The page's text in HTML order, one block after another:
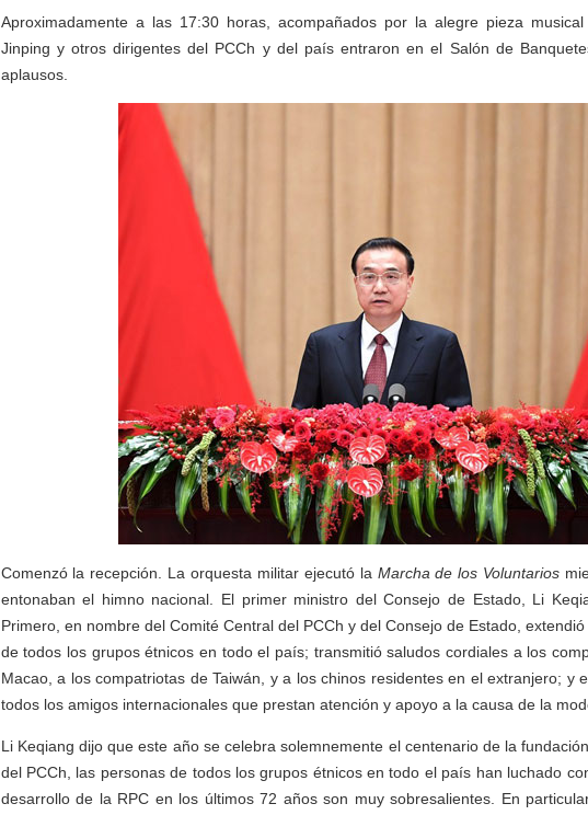
Aproximadamente a las 17:30 horas, acompañados por la alegre pieza
Jinping y otros dirigentes del PCCh y del país entraron en el Salón de
aplausos.
Comenzó la recepción. La orquesta militar ejecutó la Marcha de los Voluntarios
entonaban el himno nacional. El primer ministro del Consejo de Estado, Li
Primero, en nombre del Comité Central del PCCh y del Consejo de Estado,
de todos los grupos étnicos en todo el país; transmitió saludos cordiales a los
Macao, a los compatriotas de Taiwán, y a los chinos residentes en el extranjero; y
todos los amigos internacionales que prestan atención y apoyo a la causa de la
Li Keqiang dijo que este año se celebra solemnemente el centenario de la
del PCCh, las personas de todos los grupos étnicos en todo el país han luchado
desarrollo de la RPC en los últimos 72 años son muy sobresalientes. En